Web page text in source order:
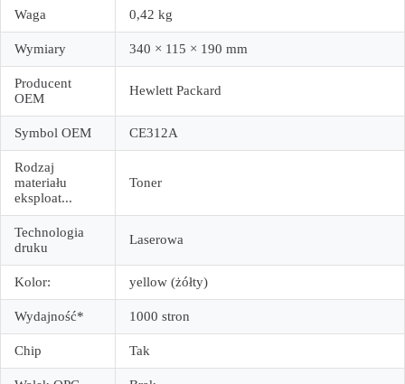
Waga 0,42 kg
Wymiary 340 × 115 × 190 mm
Producent
OEM
Hewlett Packard
Symbol OEM CE312A
Rodzaj
materiału
eksploat...
Toner
Technologia
druku
Laserowa
Kolor: yellow (żółty)
Wydajność* 1000 stron
Chip Tak